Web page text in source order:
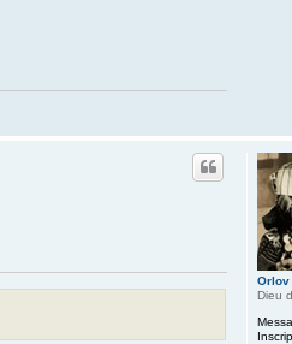
Orlov
Dieu